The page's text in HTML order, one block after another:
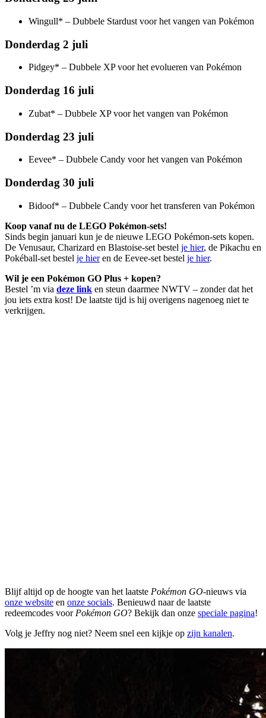
Wingull* – Dubbele Stardust voor het vangen van Pokémon
Donderdag 2 juli
Pidgey* – Dubbele XP voor het evolueren van Pokémon
Donderdag 16 juli
Zubat* – Dubbele XP voor het vangen van Pokémon
Donderdag 23 juli
Eevee* – Dubbele Candy voor het vangen van Pokémon
Donderdag 30 juli
Bidoof* – Dubbele Candy voor het transferen van Pokémon
Koop vanaf nu de LEGO Pokémon-sets!
Sinds begin januari kun je de nieuwe LEGO Pokémon-sets kopen.
De Venusaur, Charizard en Blastoise-set bestel je hier, de Pikachu en
Pokéball-set bestel je hieren de Eevee-set bestel je hier.
Wil je een Pokémon GO Plus + kopen?
Bestel ’m via deze link en steun daarmee NWTV – zonder dat het
jou iets extra kost! De laatste tijd is hij overigens nagenoeg niet te
verkrijgen.
Blijf altijd op de hoogte van het laatste Pokémon GO-nieuws via
onze website en onze socials. Benieuwd naar de laatste
redeemcodes voor Pokémon GO? Bekijk dan onze speciale pagina!
Volg je Jeffry nog niet? Neem snel een kijkje op zijn kanalen.